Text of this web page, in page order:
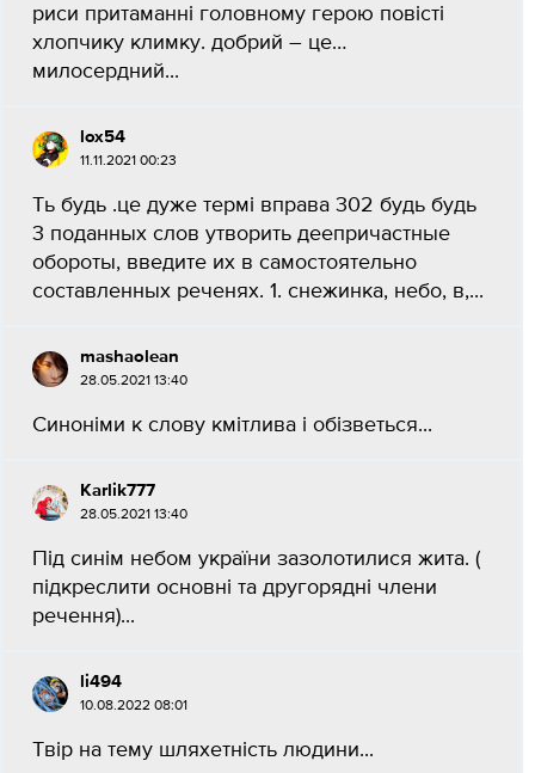
риси притаманні головному герою повісті
хлопчику климку. добрий – це…
милосердний...
lox54
11.11.2021 00:23
Ть будь .це дуже термі вправа 302 будь будь
3 поданных слов утвоpить деепричастные
обороты, введите их в самостоятельно
составленных реченях. 1. снежинка, небо, в,...
mashaolean
28.05.2021 13:40
Синоніми к слову кмітлива і обізветься...
Karlik777
28.05.2021 13:40
Під синім небом україни зазолотилися жита. (
підкреслити основні та другорядні члени
речення)...
li494
10.08.2022 08:01
Твір на тему шляхетність людини...